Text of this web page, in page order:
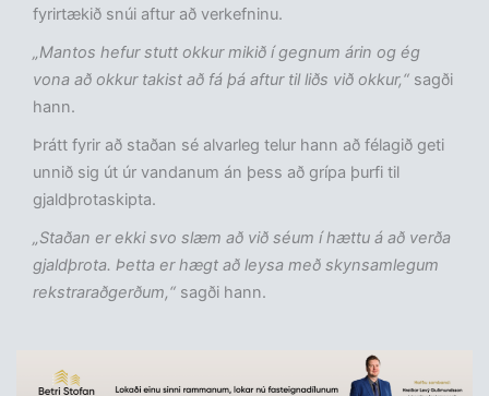
fyrirtækið snúi aftur að verkefninu.
„Mantos hefur stutt okkur mikið í gegnum árin og ég
vona að okkur takist að fá þá aftur til liðs við okkur,“ sagði
hann.
Þrátt fyrir að staðan sé alvarleg telur hann að félagið geti
unnið sig út úr vandanum án þess að grípa þurfi til
gjaldþrotaskipta.
„Staðan er ekki svo slæm að við séum í hættu á að verða
gjaldþrota. Þetta er hægt að leysa með skynsamlegum
rekstraraðgerðum,“ sagði hann.